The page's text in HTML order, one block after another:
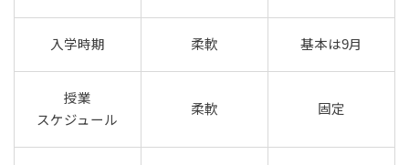
入学時期 柔軟 基本は9月
授業
スケジュール
柔軟 固定